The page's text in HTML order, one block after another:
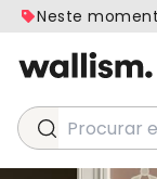
Neste
Procurar